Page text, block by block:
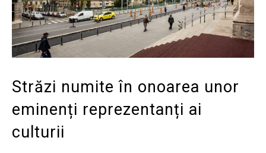
Străzi numite în onoarea unor
eminenți reprezentanți ai
culturii